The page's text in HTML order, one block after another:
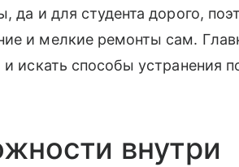
да и для студента дорого,
и мелкие ремонты сам.
искать способы устранения
внутри